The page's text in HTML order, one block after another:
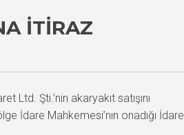
İTIRAZ
Ltd. Şti.’nin akaryakıt satışını
İdare Mahkemesi’nın onadığı İdare